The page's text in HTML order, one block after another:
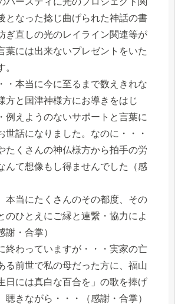
となった捻じ曲げられた神話の書
ぎ直しの光のレイライン関連等が
葉には出来ないプレゼントをいた
・本当に今に至るまで数えきれな
方と国津神様方にお導きをはじ
例えようのないサポートと言葉に
世話になりました。なのに・・・
たくさんの神仏様方から拍手の労
んて想像もし得ませんでした（感
本当にたくさんのその都度、その
のひとえにご縁と連繋・協力によ
謝・合掌）
終わっていますが・・・実家の亡
る前世で私の母だった方に、福山
日には真白な百合を」の歌を捧げ
聴きながら・・・（感謝・合掌）